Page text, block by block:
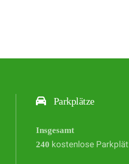
Parkplätze
Insgesamt
240 kostenlose